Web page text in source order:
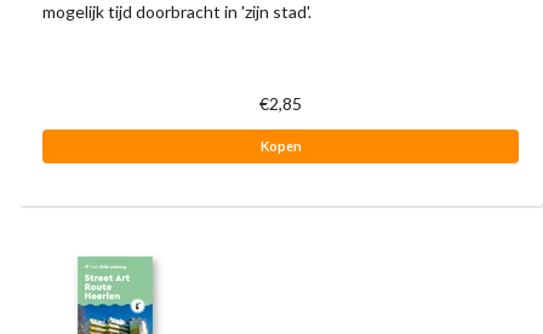
mogelijk tijd doorbracht in 'zijn stad'.
€2,85
Kopen